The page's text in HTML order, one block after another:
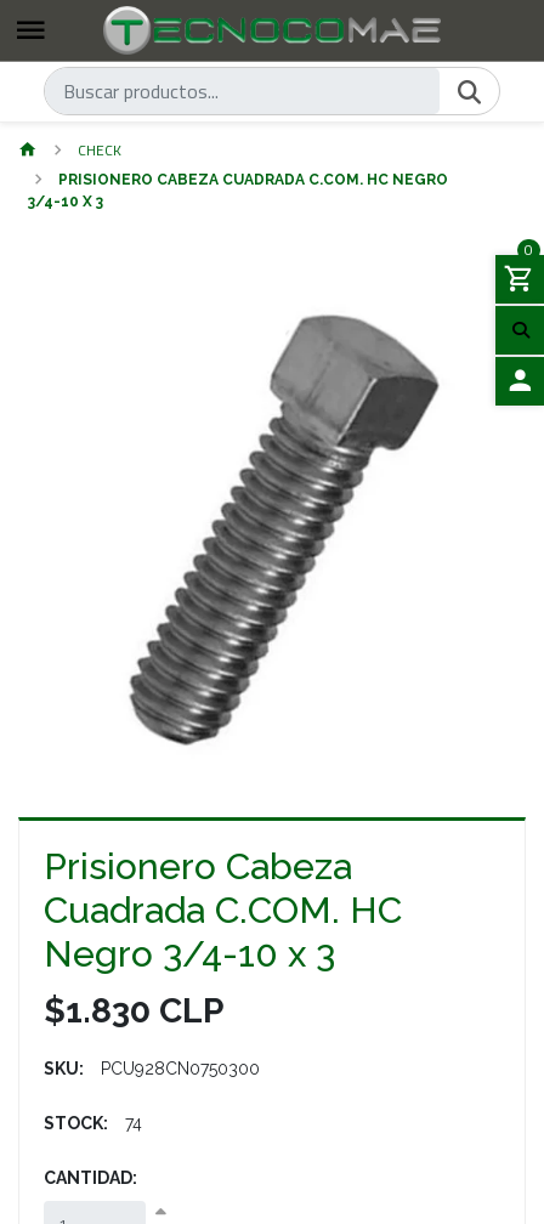
0
CHECK
PRISIONERO CABEZA CUADRADA C.COM. HC NEGRO
3/4-10 X 3
Prisionero Cabeza
Cuadrada C.COM. HC
Negro 3/4-10 x 3
$1.830 CLP
SKU: PCU928CN0750300
STOCK: 74
CANTIDAD: